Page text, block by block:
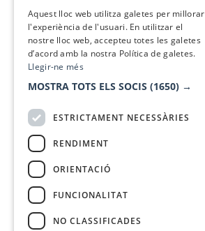
Aquest lloc web utilitza galetes per millorar
l'experiència de l'usuari. En utilitzar el
nostre lloc web, accepteu totes les galetes
d’acord amb la nostra Política de galetes.
Llegir-ne més
MOSTRA TOTS ELS SOCIS (1650) →
ESTRICTAMENT NECESSÀRIES
RENDIMENT
ORIENTACIÓ
FUNCIONALITAT
NO CLASSIFICADES